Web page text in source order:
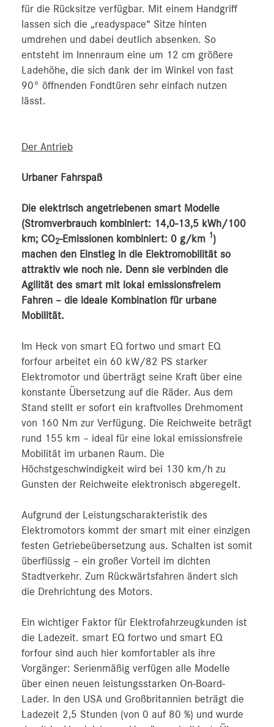
für die Rücksitze verfügbar. Mit einem Handgriff
lassen sich die „readyspace“ Sitze hinten
umdrehen und dabei deutlich absenken. So
entsteht im Innenraum eine um 12 cm größere
Ladehöhe, die sich dank der im Winkel von fast
90° öffnenden Fondtüren sehr einfach nutzen
lässt.
Der Antrieb
Urbaner Fahrspaß
Die elektrisch angetriebenen smart Modelle
(Stromverbrauch kombiniert: 14,0-13,5 kWh/100
km; CO2-Emissionen kombiniert: 0 g/km 1 )
machen den Einstieg in die Elektromobilität so
attraktiv wie noch nie. Denn sie verbinden die
Agilität des smart mit lokal emissionsfreiem
Fahren – die ideale Kombination für urbane
Mobilität.
Im Heck von smart EQ fortwo und smart EQ
forfour arbeitet ein 60 kW/82 PS starker
Elektromotor und überträgt seine Kraft über eine
konstante Übersetzung auf die Räder. Aus dem
Stand stellt er sofort ein kraftvolles Drehmoment
von 160 Nm zur Verfügung. Die Reichweite beträgt
rund 155 km – ideal für eine lokal emissionsfreie
Mobilität im urbanen Raum. Die
Höchstgeschwindigkeit wird bei 130 km/h zu
Gunsten der Reichweite elektronisch abgeregelt.
Aufgrund der Leistungscharakteristik des
Elektromotors kommt der smart mit einer einzigen
festen Getriebeübersetzung aus. Schalten ist somit
überflüssig – ein großer Vorteil im dichten
Stadtverkehr. Zum Rückwärtsfahren ändert sich
die Drehrichtung des Motors.
Ein wichtiger Faktor für Elektrofahrzeugkunden ist
die Ladezeit. smart EQ fortwo und smart EQ
forfour sind auch hier komfortabler als ihre
Vorgänger: Serienmäßig verfügen alle Modelle
über einen neuen leistungsstarken On-Board-
Lader. In den USA und Großbritannien beträgt die
Ladezeit 2,5 Stunden (von 0 auf 80 %) und wurde